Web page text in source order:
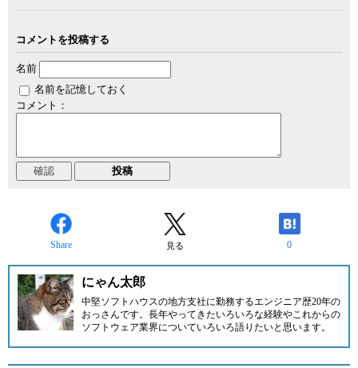
コメントを投稿する
名前
名前を記憶しておく
コメント：
Share 見る 0
にゃん太郎
中堅ソフトハウスの地方支社に勤務するエンジニア歴20年の
おっさんです。長年やってきたいろいろな経験やこれからの
ソフトウェア業界についていろいろ語りたいと思います。